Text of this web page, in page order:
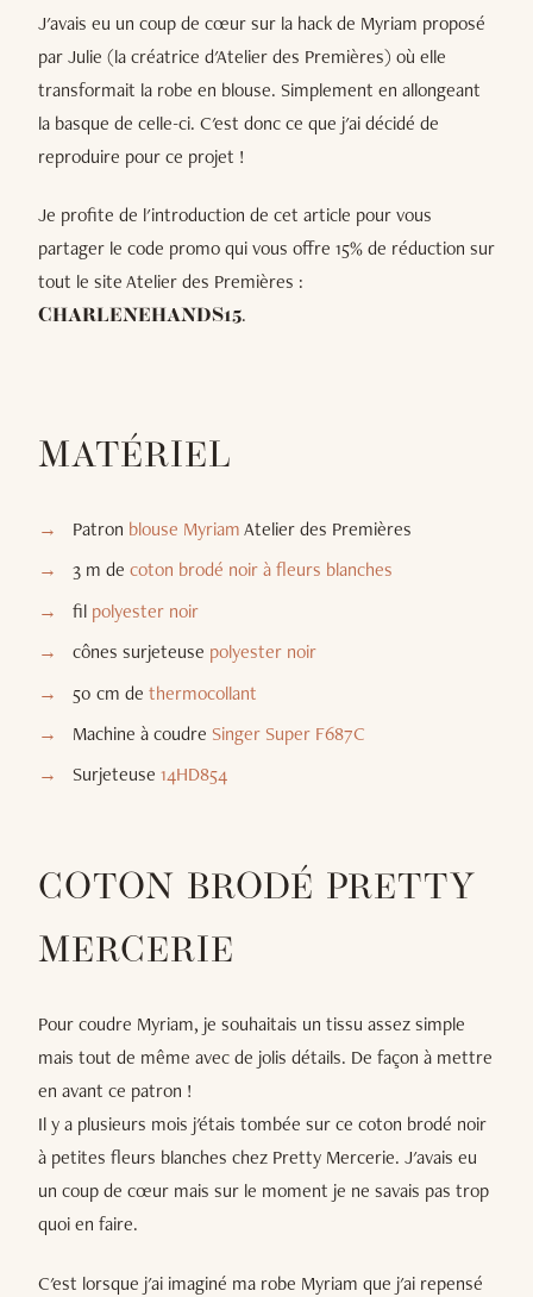
J'avais eu un coup de cœur sur la hack de Myriam proposé
par Julie (la créatrice d'Atelier des Premières) où elle
transformait la robe en blouse. Simplement en allongeant
la basque de celle-ci. C'est donc ce que j'ai décidé de
reproduire pour ce projet !
Je profite de l'introduction de cet article pour vous
partager le code promo qui vous offre 15% de réduction sur
tout le site Atelier des Premières :
CHARLENEHANDS15.
MATÉRIEL
Patron blouse MyriamAtelier des Premières
3 m de coton brodé noir à fleurs blanches
fil polyester noir
cônes surjeteuse polyester noir
50 cm de thermocollant
Machine à coudre Singer Super F687C
Surjeteuse 14HD854
COTON BRODÉ PRETTY
MERCERIE
Pour coudre Myriam, je souhaitais un tissu assez simple
mais tout de même avec de jolis détails. De façon à mettre
en avant ce patron !
Il y a plusieurs mois j'étais tombée sur ce coton brodé noir
à petites fleurs blanches chez Pretty Mercerie. J'avais eu
un coup de cœur mais sur le moment je ne savais pas trop
quoi en faire.
C'est lorsque j'ai imaginé ma robe Myriam que j'ai repensé